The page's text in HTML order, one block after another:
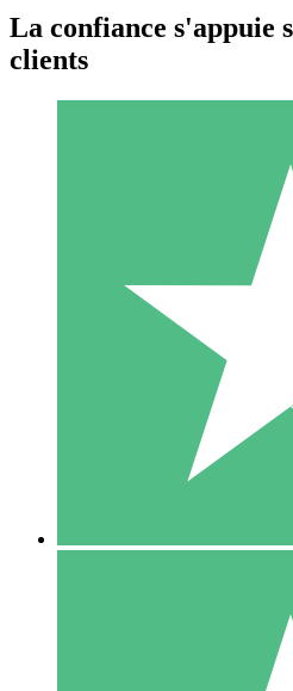
Packs de
Payez à l'utilisation avec des
1
10
10
20
La confiance s'appuie
clients